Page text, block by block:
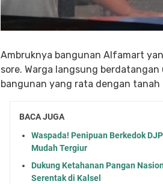
Ambruknya bangunan Alfamart
sore. Warga langsung
bangunan yang rata dengan tanah
BACA JUGA
Waspada! Penipuan Berkedok
Mudah Tergiur
Dukung Ketahanan Pangan
Serentak di Kalsel